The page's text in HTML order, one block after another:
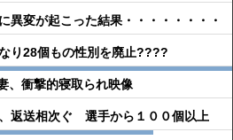
異変が起こった結果・・・・・・・・
り28個もの性別を廃止????
、衝撃的寝取られ映像
、返送相次ぐ 選手から１００個以上